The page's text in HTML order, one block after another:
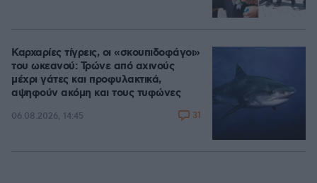
Καρχαρίες τίγρεις, οι «σκουπιδοφάγοι»
του ωκεανού: Τρώνε από αχινούς
μέχρι γάτες και προφυλακτικά,
αψηφούν ακόμη και τους τυφώνες
06.08.2026, 14:45 31